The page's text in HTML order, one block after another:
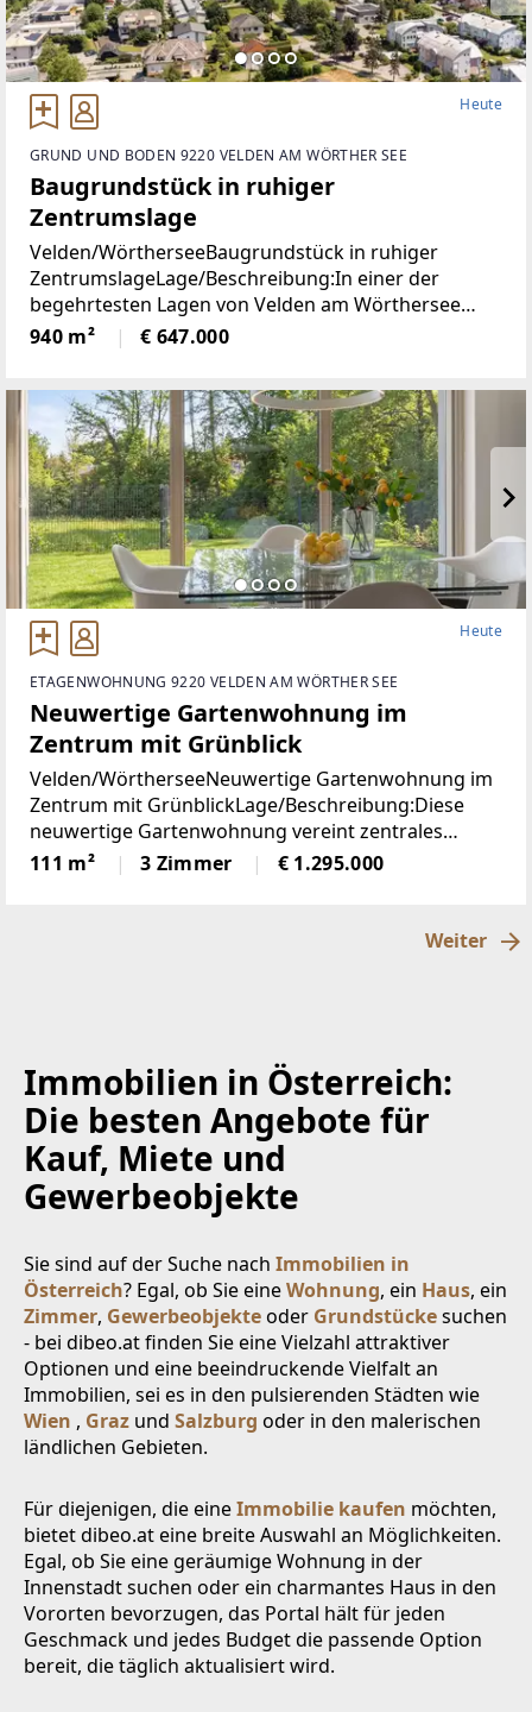
Heute
GRUND UND BODEN 9220 VELDEN AM WÖRTHER SEE
Baugrundstück in ruhiger
Zentrumslage
Velden/WörtherseeBaugrundstück in ruhiger
ZentrumslageLage/Beschreibung:In einer der
begehrtesten Lagen von Velden am Wörthersee
befindet sich dieses ca. 940 m² große Grundstück,
das mit seiner ruhigen und dennoch zentralen Lage
940 m² € 647.000
Heute
ETAGENWOHNUNG 9220 VELDEN AM WÖRTHER SEE
Neuwertige Gartenwohnung im
Zentrum mit Grünblick
Velden/WörtherseeNeuwertige Gartenwohnung im
Zentrum mit GrünblickLage/Beschreibung:Diese
neuwertige Gartenwohnung vereint zentrales
Wohnen mit einer außergewöhnlich ruhigen Lage
im Herzen von Velden am Wörthersee. Sämtliche
111 m² 3 Zimmer € 1.295.000
Weiter
Immobilien in Österreich:
Die besten Angebote für
Kauf, Miete und
Gewerbeobjekte
Sie sind auf der Suche nach Immobilien in
Österreich? Egal, ob Sie eineWohnung, ein Haus, ein
Zimmer, Gewerbeobjekteoder Grundstückesuchen
- bei dibeo.at finden Sie eine Vielzahl attraktiver
Optionen und eine beeindruckende Vielfalt an
Immobilien, sei es in den pulsierenden Städten wie
Wien , Graz und Salzburg oder in den malerischen
ländlichen Gebieten.
Für diejenigen, die eineImmobilie kaufen möchten,
bietet dibeo.at eine breite Auswahl an Möglichkeiten.
Egal, ob Sie eine geräumige Wohnung in der
Innenstadt suchen oder ein charmantes Haus in den
Vororten bevorzugen, das Portal hält für jeden
Geschmack und jedes Budget die passende Option
bereit, die täglich aktualisiert wird.